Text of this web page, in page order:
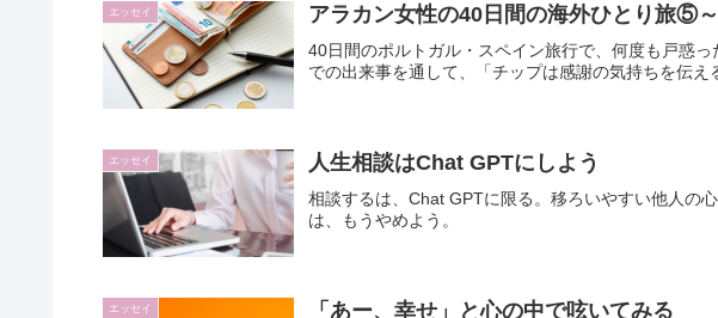
エッセイ アラカン女性の40日間の海外ひとり旅⑤
40日間のポルトガル・スペイン旅行で、何度も戸惑
での出来事を通して、「チップは感謝の気持ちを伝え
エッセイ 人生相談はChat GPTにしよう
相談するは、Chat GPTに限る。移ろいやすい他人の
は、もうやめよう。
エッセイ 「あー、幸せ」と心の中で呟いてみる